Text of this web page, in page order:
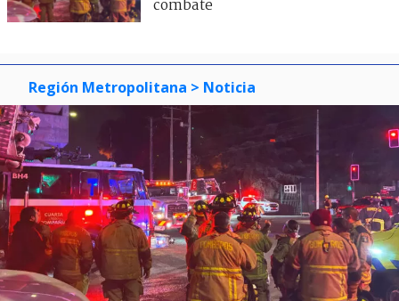
combate
Región Metropolitana > Noticia